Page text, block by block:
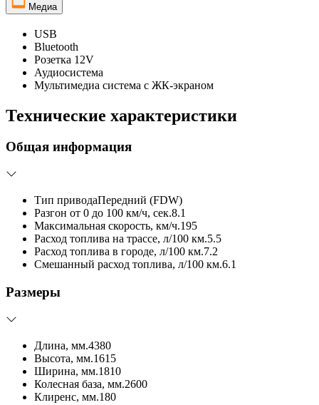
Медиа
USB
Bluetooth
Розетка 12V
Аудиосистема
Мультимедиа система с ЖК-экраном
Технические характеристики
Общая информация
Тип приводаПередний (FDW)
Разгон от 0 до 100 км/ч, сек.8.1
Максимальная скорость, км/ч.195
Расход топлива на трассе, л/100 км.5.5
Расход топлива в городе, л/100 км.7.2
Смешанный расход топлива, л/100 км.6.1
Размеры
Длина, мм.4380
Высота, мм.1615
Ширина, мм.1810
Колесная база, мм.2600
Клиренс, мм.180